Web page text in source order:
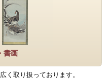
書画
く取り扱っております。